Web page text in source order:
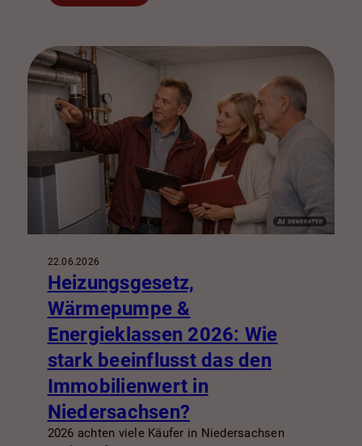
besonders achten und wie Sie
einplanen.
22.06.2026
Heizungsgesetz,
Wärmepumpe &
Energieklassen 2026: Wie
stark beeinflusst das den
Immobilienwert in
Niedersachsen?
2026 achten viele Käufer in Niedersachsen